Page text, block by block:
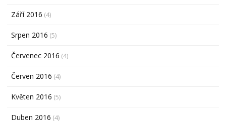
Září 2016 (4)
Srpen 2016 (5)
Červenec 2016 (4)
Červen 2016 (4)
Květen 2016 (5)
Duben 2016 (4)